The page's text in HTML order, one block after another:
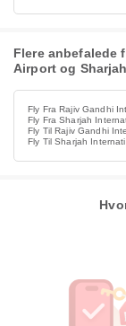
Flere anbefalede
Airport og
Fly Fra Rajiv Gandhi
Fly Fra Sharjah
Fly Til Rajiv Gandhi
Fly Til Sharjah